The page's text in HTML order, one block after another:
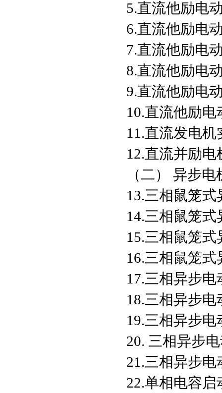
5.直流他励电
6.直流他励电
7.直流他励电
8.直流他励电
9.直流他励电
10.直流他励
11.直流发电机
12.直流并励
（二） 异步
13.三相鼠笼
14.三相鼠笼
15.三相鼠笼
16.三相鼠笼
17.三相异步
18.三相异步
19.三相异步
20. 三相异步
21.三相异步
22.单相电容